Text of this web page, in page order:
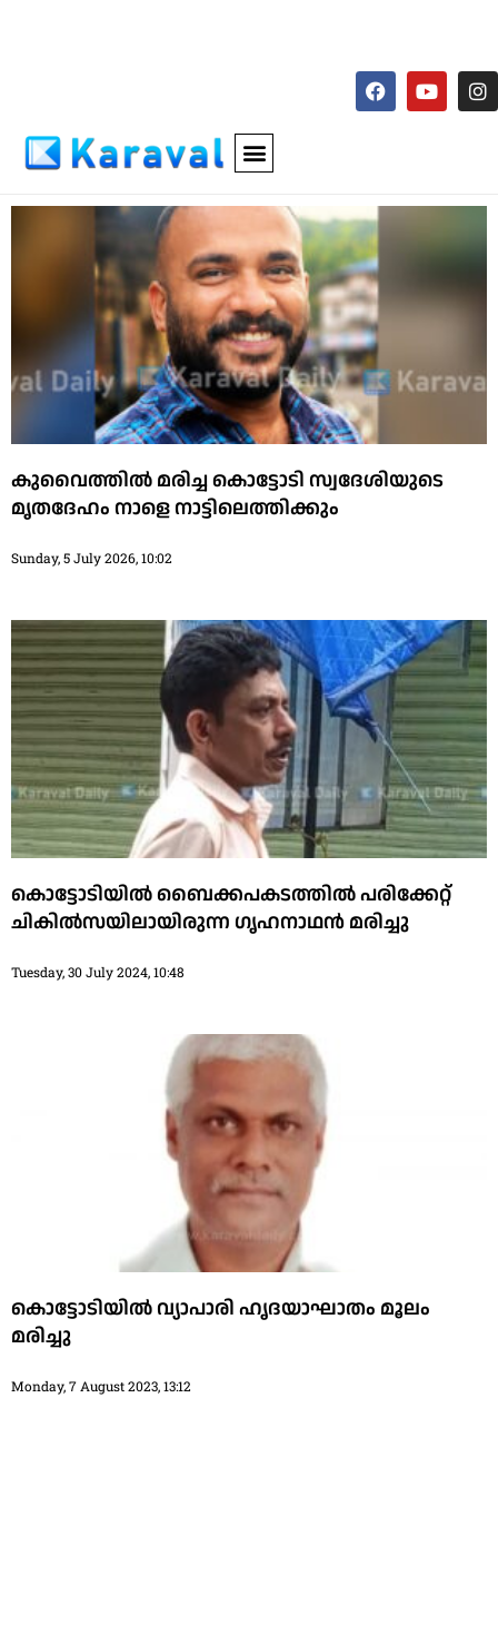
കുവൈത്തില്‍ മരിച്ച കൊട്ടോടി സ്വദേശിയുടെ
മൃതദേഹം നാളെ നാട്ടിലെത്തിക്കും
Sunday, 5 July 2026, 10:02
കൊട്ടോടിയില്‍ ബൈക്കപകടത്തില്‍ പരിക്കേറ്റ്
ചികില്‍സയിലായിരുന്ന ഗൃഹനാഥന്‍ മരിച്ചു
Tuesday, 30 July 2024, 10:48
കൊട്ടോടിയില്‍ വ്യാപാരി ഹൃദയാഘാതം മൂലം
മരിച്ചു
Monday, 7 August 2023, 13:12